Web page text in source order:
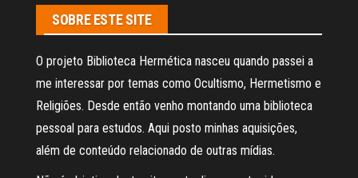
SOBRE ESTE SITE
O projeto Biblioteca Hermética nasceu quando passei a
me interessar por temas como Ocultismo, Hermetismo e
Religiões. Desde então venho montando uma biblioteca
pessoal para estudos. Aqui posto minhas aquisições,
além de conteúdo relacionado de outras mídias.